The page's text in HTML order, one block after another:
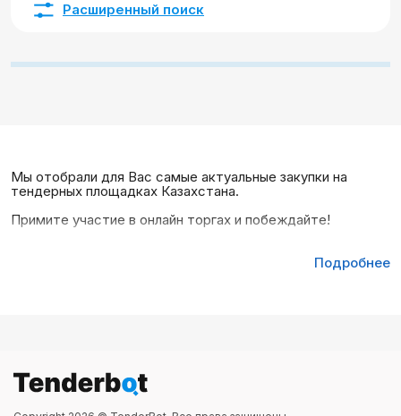
Расширенный поиск
Мы отобрали для Вас самые актуальные закупки на
тендерных площадках Казахстана.
Примите участие в онлайн торгах и побеждайте!
Подробнее